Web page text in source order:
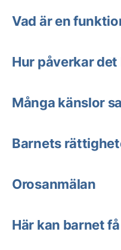
Vad är en
Hur påverkar
Många känslor
Barnets
Orosanmälan
Här kan barnet